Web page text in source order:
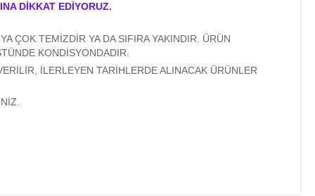
DİKKAT EDİYORUZ.
ÇOK TEMİZDİR YA DA SIFIRA YAKINDIR. ÜRÜN
KONDİSYONDADIR.
İLERLEYEN TARİHLERDE ALINACAK ÜRÜNLER